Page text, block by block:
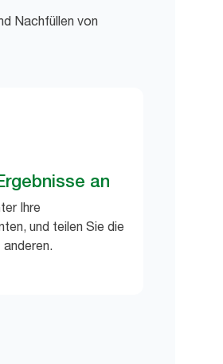
Nachfüllen von
an
Ihre
und teilen Sie die